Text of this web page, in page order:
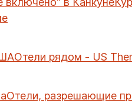
Отели рядом - US
Отели, разрешающие